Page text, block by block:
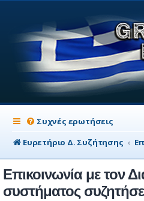
Συχνές ερωτήσεις
Ευρετήριο Δ. Συζήτησης
Επικοινωνία με τον
συστήματος